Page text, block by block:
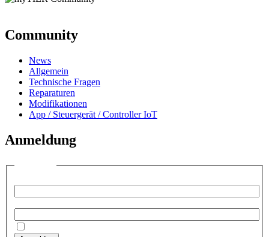
Community
News
Allgemein
Technische Fragen
Reparaturen
Modifikationen
App / Steuergerät / Controller IoT
Anmeldung